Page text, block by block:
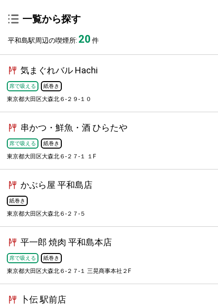
一覧から探す
平和島駅周辺の喫煙所: 20件
気まぐれバル Hachi
席で吸える 紙巻き
東京都大田区大森北６-２９-１０
串かつ・鮮魚・酒 ひらたや
席で吸える 紙巻き
東京都大田区大森北６-２７-１ １F
かぶら屋 平和島店
紙巻き
東京都大田区大森北６-２７-５
平一郎 焼肉 平和島本店
席で吸える 紙巻き
東京都大田区大森北６-２７-１ 三晃商事本社２F
卜伝 駅前店